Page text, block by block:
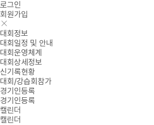
로그인
회원가입
대회정보
대회일정 및 안내
대회운영체계
대회상세정보
신기록현황
대회/강습회참가
경기인등록
경기인등록
캘린더
캘린더